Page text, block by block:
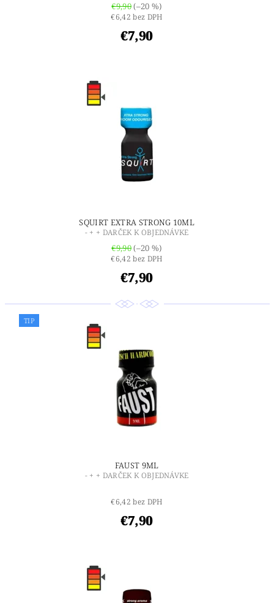
€9,90(–20 %)
€6,42 bez DPH
€7,90
SQUIRT EXTRA STRONG 10ML
- + + DARČEK K OBJEDNÁVKE
€9,90(–20 %)
€6,42 bez DPH
€7,90
TIP
FAUST 9ML
- + + DARČEK K OBJEDNÁVKE
€6,42 bez DPH
€7,90